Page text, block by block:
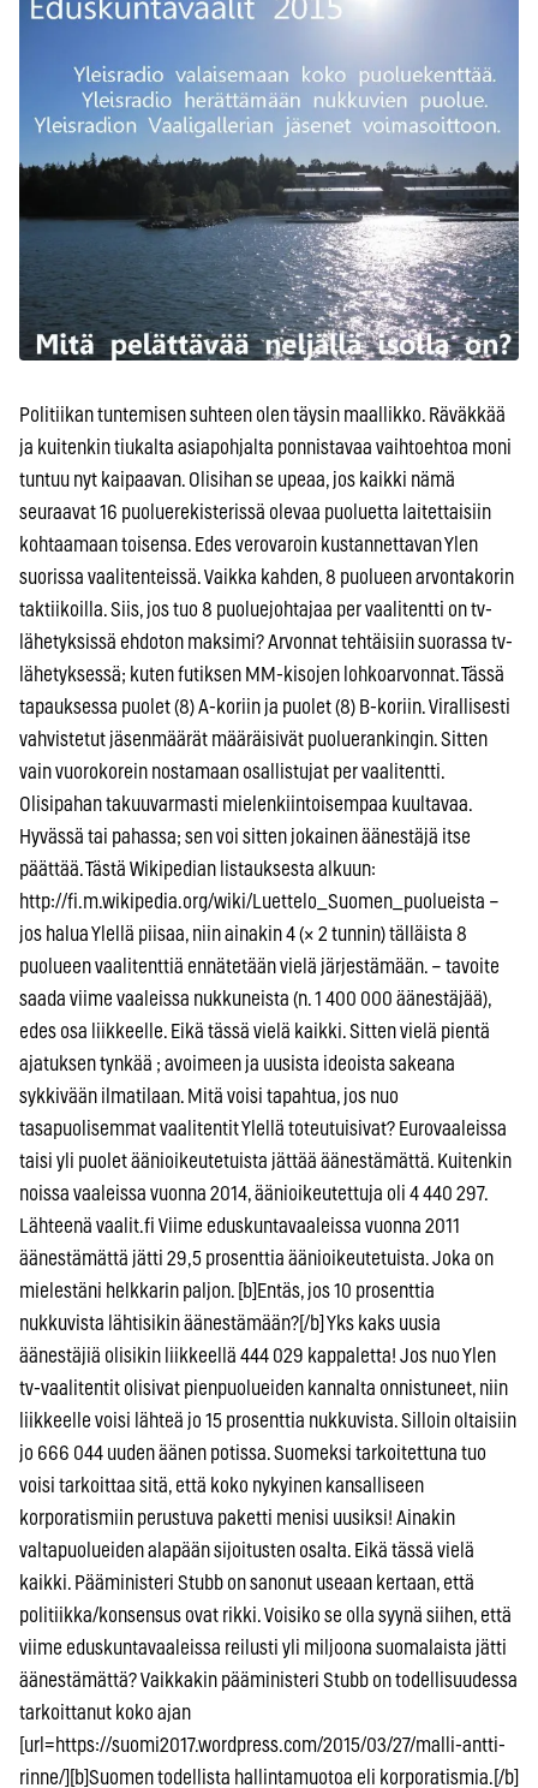
Politiikan tuntemisen suhteen olen täysin maallikko. Räväkkää
ja kuitenkin tiukalta asiapohjalta ponnistavaa vaihtoehtoa moni
tuntuu nyt kaipaavan. Olisihan se upeaa, jos kaikki nämä
seuraavat 16 puoluerekisterissä olevaa puoluetta laitettaisiin
kohtaamaan toisensa. Edes verovaroin kustannettavan Ylen
suorissa vaalitenteissä. Vaikka kahden, 8 puolueen arvontakorin
taktiikoilla. Siis, jos tuo 8 puoluejohtajaa per vaalitentti on tv-
lähetyksissä ehdoton maksimi? Arvonnat tehtäisiin suorassa tv-
lähetyksessä; kuten futiksen MM-kisojen lohkoarvonnat. Tässä
tapauksessa puolet (8) A-koriin ja puolet (8) B-koriin. Virallisesti
vahvistetut jäsenmäärät määräisivät puoluerankingin. Sitten
vain vuorokorein nostamaan osallistujat per vaalitentti.
Olisipahan takuuvarmasti mielenkiintoisempaa kuultavaa.
Hyvässä tai pahassa; sen voi sitten jokainen äänestäjä itse
päättää. Tästä Wikipedian listauksesta alkuun:
http://fi.m.wikipedia.org/wiki/Luettelo_Suomen_puolueista –
jos halua Ylellä piisaa, niin ainakin 4 (× 2 tunnin) tälläista 8
puolueen vaalitenttiä ennätetään vielä järjestämään. – tavoite
saada viime vaaleissa nukkuneista (n. 1 400 000 äänestäjää),
edes osa liikkeelle. Eikä tässä vielä kaikki. Sitten vielä pientä
ajatuksen tynkää ; avoimeen ja uusista ideoista sakeana
sykkivään ilmatilaan. Mitä voisi tapahtua, jos nuo
tasapuolisemmat vaalitentit Ylellä toteutuisivat? Eurovaaleissa
taisi yli puolet äänioikeutetuista jättää äänestämättä. Kuitenkin
noissa vaaleissa vuonna 2014, äänioikeutettuja oli 4 440 297.
Lähteenä vaalit.fi Viime eduskuntavaaleissa vuonna 2011
äänestämättä jätti 29,5 prosenttia äänioikeutetuista. Joka on
mielestäni helkkarin paljon. [b]Entäs, jos 10 prosenttia
nukkuvista lähtisikin äänestämään?[/b] Yks kaks uusia
äänestäjiä olisikin liikkeellä 444 029 kappaletta! Jos nuo Ylen
tv-vaalitentit olisivat pienpuolueiden kannalta onnistuneet, niin
liikkeelle voisi lähteä jo 15 prosenttia nukkuvista. Silloin oltaisiin
jo 666 044 uuden äänen potissa. Suomeksi tarkoitettuna tuo
voisi tarkoittaa sitä, että koko nykyinen kansalliseen
korporatismiin perustuva paketti menisi uusiksi! Ainakin
valtapuolueiden alapään sijoitusten osalta. Eikä tässä vielä
kaikki. Pääministeri Stubb on sanonut useaan kertaan, että
politiikka/konsensus ovat rikki. Voisiko se olla syynä siihen, että
viime eduskuntavaaleissa reilusti yli miljoona suomalaista jätti
äänestämättä? Vaikkakin pääministeri Stubb on todellisuudessa
tarkoittanut koko ajan
[url=https://suomi2017.wordpress.com/2015/03/27/malli-antti-
rinne/][b]Suomen todellista hallintamuotoa eli korporatismia.[/b]